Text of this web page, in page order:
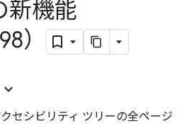
新機能
）
セシビリティ ツリーの全ページ